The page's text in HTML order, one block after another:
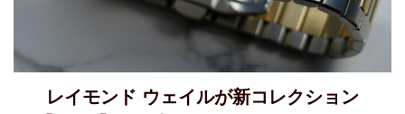
レイモンド ウェイルが新コレクション